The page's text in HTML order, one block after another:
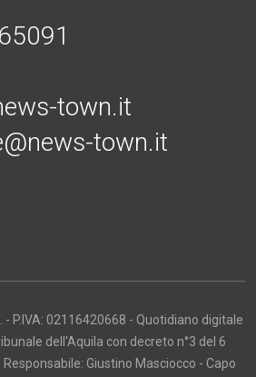
town.it
town.it
P.IVA: 02116420668 - Quotidiano digitale
dell'Aquila con decreto n°3 del 6
Giustino Masciocco - Capo